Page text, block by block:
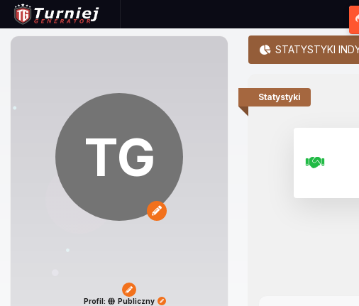
TG
Profil: Publiczny
STATYSTYKI
Statystyki